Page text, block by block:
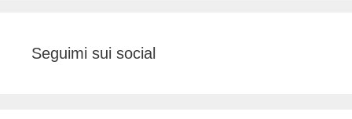
Seguimi sui social